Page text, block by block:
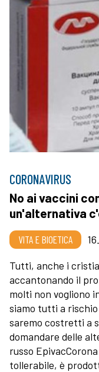
CORONAVIRUS
No ai vaccini
un'alternativa
VITA E BIOETICA
Tutti, anche i
accantonando il
molti non vogliono
siamo tutti a
saremo costretti a
domandare delle
russo
tollerabile, è